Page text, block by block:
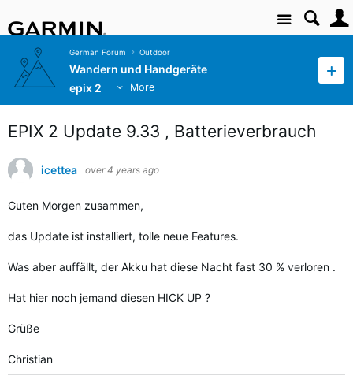
Site
German Forum Outdoor
Wandern und Handgeräte
epix 2
More
EPIX 2 Update 9.33 , Batterieverbrauch
icettea over 4 years ago
Guten Morgen zusammen,
das Update ist installiert, tolle neue Features.
Was aber auffällt, der Akku hat diese Nacht fast 30 % verloren .
Hat hier noch jemand diesen HICK UP ?
Grüße
Christian